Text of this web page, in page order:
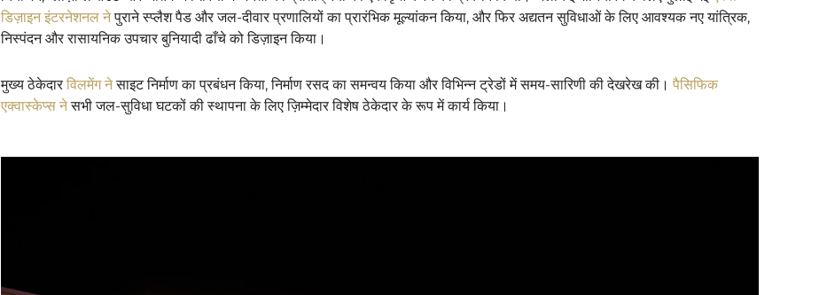
डिज़ाइन इंटरनेशनल नेपुराने स्प्लैश पैड और जल-दीवार प्रणालियों का प्रारंभिक मूल्यांकन किया, और फिर अद्यतन सुविधाओं के लिए आवश्यक नए यांत्रिक,
निस्पंदन और रासायनिक उपचार बुनियादी ढाँचे को डिज़ाइन किया।
मुख्य ठेकेदारविलमेंग नेसाइट निर्माण का प्रबंधन किया, निर्माण रसद का समन्वय किया और विभिन्न ट्रेडों में समय-सारिणी की देखरेख की।पैसिफिक
एक्वास्केप्स नेसभी जल-सुविधा घटकों की स्थापना के लिए ज़िम्मेदार विशेष ठेकेदार के रूप में कार्य किया।